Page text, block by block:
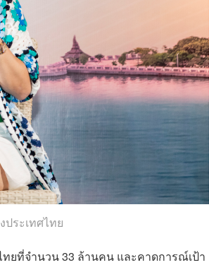
ประเทศไทย
ทยที่จำนวน 33 ล้านคน และคาดการณ์เป้า